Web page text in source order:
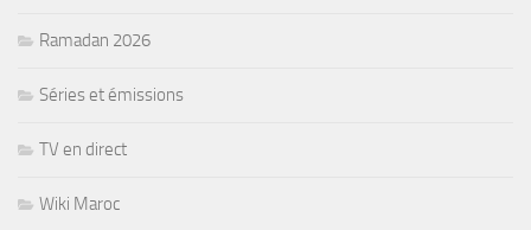
Ramadan 2026
Séries et émissions
TV en direct
Wiki Maroc